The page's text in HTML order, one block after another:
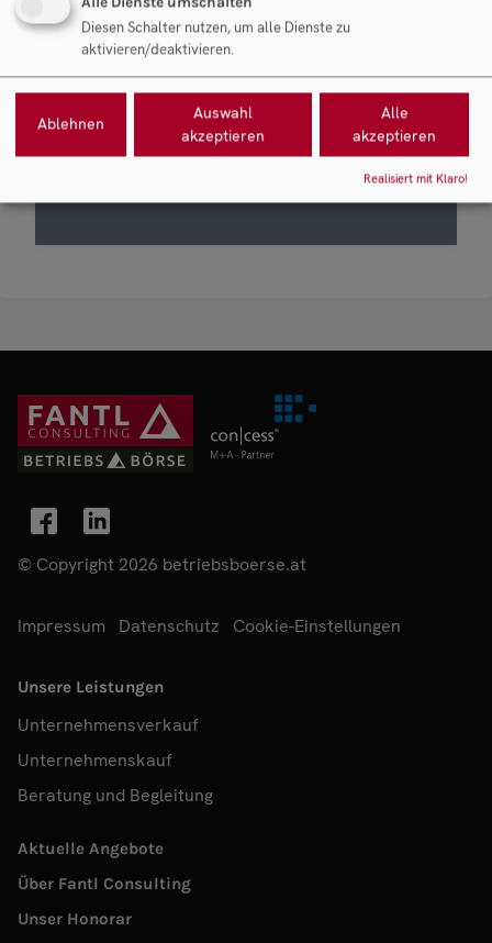
Mit dem Ankreuzen und Absenden des
Formulars stimmen Sie ausdrücklich
unserer
Datenschutzerklärung
zu und willigen
in die Verarbeitung der oben angeführten
Daten zum Zweck der Zusendung eines E-Mail-
© Copyright 2026 betriebsboerse.at
Impressum Datenschutz Cookie-Einstellungen
Unsere Leistungen
Unternehmensverkauf
Unternehmenskauf
Beratung und Begleitung
Aktuelle Angebote
Über Fantl Consulting
Unser Honorar
Diesen Schalter nutzen, um alle Dienste zu
aktivieren/deaktivieren.
Ablehnen
Auswahl
akzeptieren
Alle
akzeptieren
Realisiert mit Klaro!